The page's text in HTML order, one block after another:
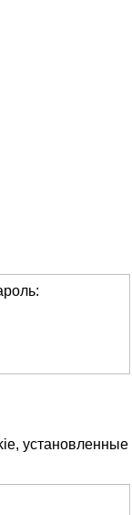
установленные